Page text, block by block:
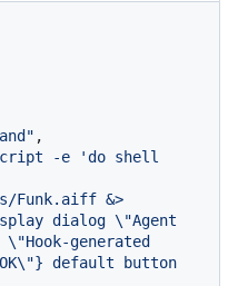
,
-e 'do shell
Funk.aiff &>
dialog \"Agent
generated
default button